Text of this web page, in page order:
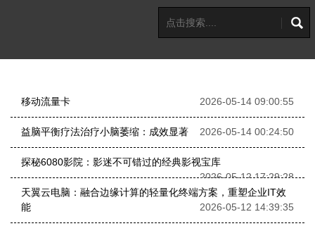
移动流量卡 2026-05-14 09:00:55
益脑平衡疗法治疗小脑萎缩：成效显著 2026-05-14 00:24:50
探秘6080影院：影迷不可错过的经典影视宝库
2026-05-12 17:29:28
天翼云电脑：融合边缘计算的轻量化终端方案，重塑企业IT效
能
2026-05-12 14:39:35